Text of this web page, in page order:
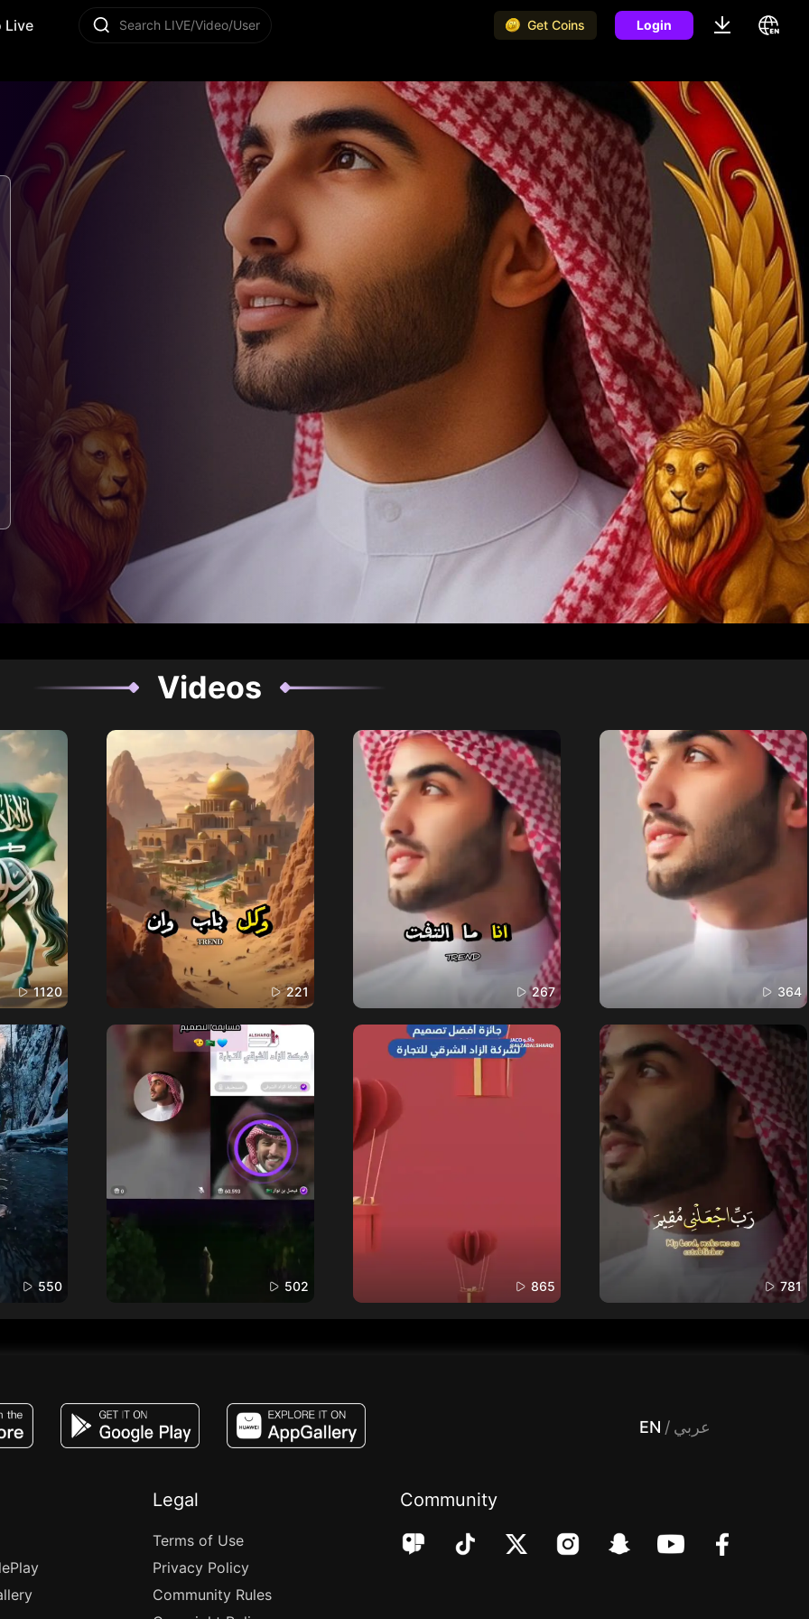
Live Search LIVE/Video/User Get Coins Login
Videos
1120 221 267 364
550 502 865 781
EN / عربي
Legal
Terms of Use
Privacy Policy
Community Rules
Community